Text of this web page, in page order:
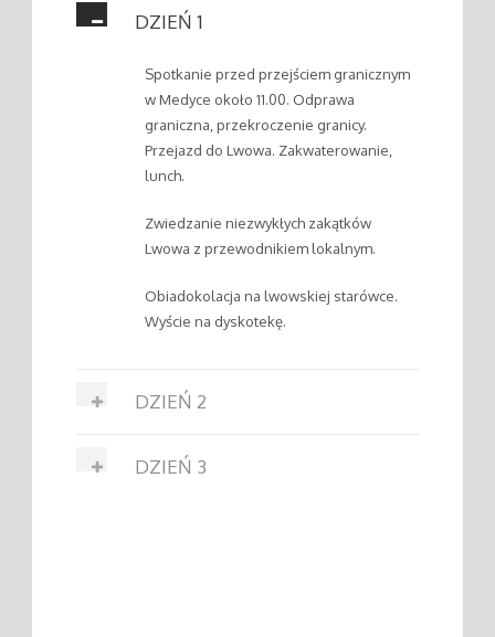
DZIEŃ 1
Spotkanie przed przejściem granicznym
w Medyce około 11.00. Odprawa
graniczna, przekroczenie granicy.
Przejazd do Lwowa. Zakwaterowanie,
lunch.
Zwiedzanie niezwykłych zakątków
Lwowa z przewodnikiem lokalnym.
Obiadokolacja na lwowskiej starówce.
Wyście na dyskotekę.
DZIEŃ 2
DZIEŃ 3